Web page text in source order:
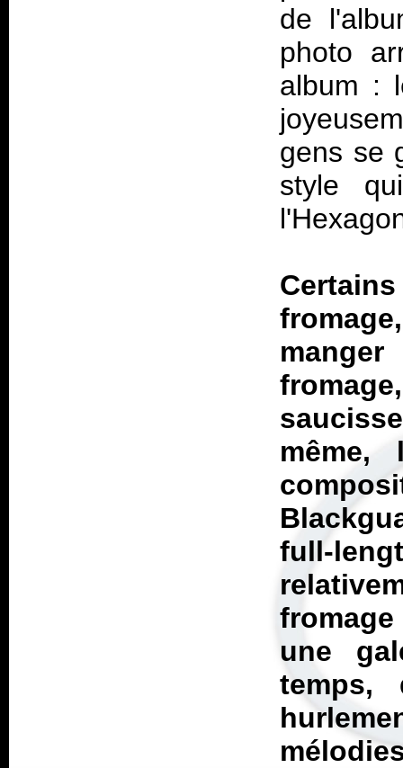
de
photo
album :
gens se
style
même,
full-
une
temps,